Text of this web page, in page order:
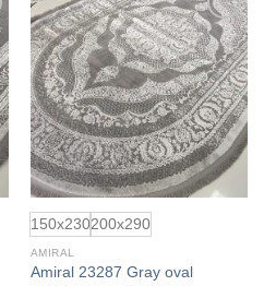
Добавить
в
избранное
150x230200x290
AMIRAL
Amiral 23287 Gray oval